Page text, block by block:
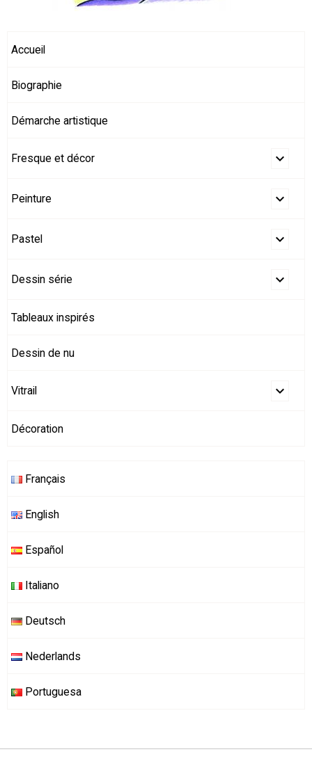
Accueil
Biographie
Démarche artistique
Fresque et décor
Peinture
Pastel
Dessin série
Tableaux inspirés
Dessin de nu
Vitrail
Décoration
Français
English
Español
Italiano
Deutsch
Nederlands
Portuguesa